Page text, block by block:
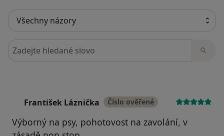
Hledejte v názorech
František Láznička Číslo ověřené
Výborný na psy, pohotovost na zavolání, v